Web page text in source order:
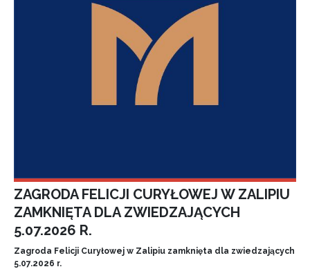
ZAGRODA FELICJI CURYŁOWEJ W ZALIPIU
ZAMKNIĘTA DLA ZWIEDZAJĄCYCH
5.07.2026 R.
Zagroda Felicji Curyłowej w Zalipiu zamknięta dla zwiedzających
5.07.2026 r.